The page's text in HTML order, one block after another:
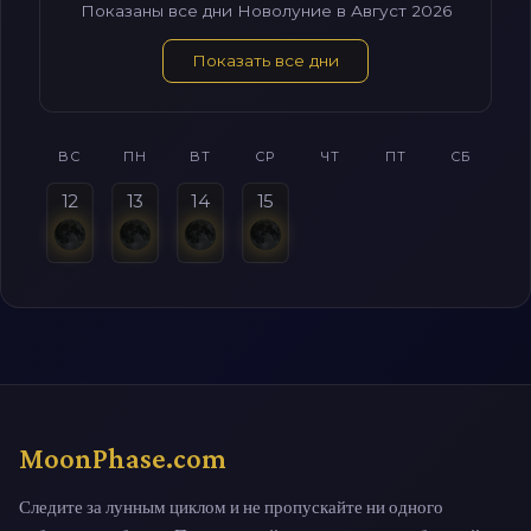
Показаны все дни Новолуние в Август 2026
Показать все дни
ВС ПН ВТ СР ЧТ ПТ СБ
12 13 14 15
MoonPhase.com
Следите за лунным циклом и не пропускайте ни одного